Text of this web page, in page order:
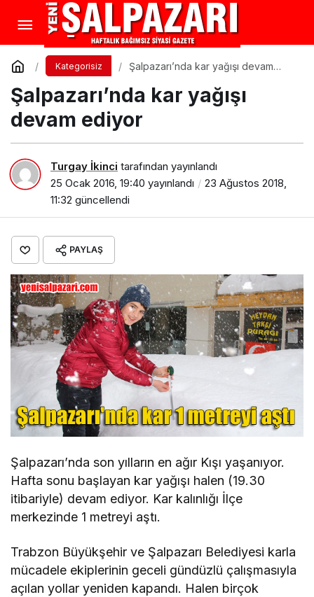
Kategorisiz
Şalpazarı’nda kar yağışı devam
Şalpazarı’nda kar yağışı
devam ediyor
Turgay İkinci tarafından yayınlandı
25 Ocak 2016, 19:40 yayınlandı
23 Ağustos 2018,
11:32 güncellendi
PAYLAŞ
Şalpazarı’nda son yılların en ağır Kışı yaşanıyor.
Hafta sonu başlayan kar yağışı halen (19.30
itibariyle) devam ediyor. Kar kalınlığı İlçe
merkezinde 1 metreyi aştı.
Trabzon Büyükşehir ve Şalpazarı Belediyesi karla
mücadele ekiplerinin geceli gündüzlü çalışmasıyla
açılan yollar yeniden kapandı. Halen birçok